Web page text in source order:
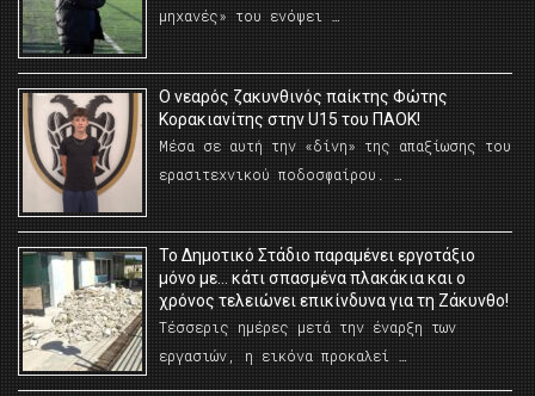
μηχανές» του ενόψει …
O νεαρός ζακυνθινός παίκτης Φώτης
Κορακιανίτης στην U15 του ΠΑΟΚ!
Μέσα σε αυτή την «δίνη» της απαξίωσης του
ερασιτεχνικού ποδοσφαίρου. …
Το Δημοτικό Στάδιο παραμένει εργοτάξιο
μόνο με… κάτι σπασμένα πλακάκια και ο
χρόνος τελειώνει επικίνδυνα για τη Ζάκυνθο!
Τέσσερις ημέρες μετά την έναρξη των
εργασιών, η εικόνα προκαλεί …